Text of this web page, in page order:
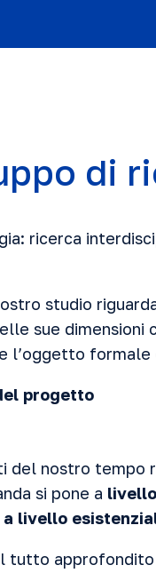
di
ricerca
studio
sue
l’oggetto
progetto
del nostro tempo
si pone a
livello
tutto